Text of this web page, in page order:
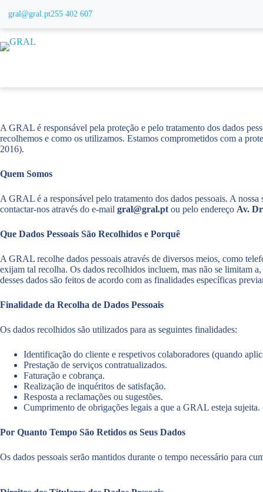
para
conteúdo
gral@gral.pt255 402 607
A GRAL é responsável pela proteção e pelo tratamento dos dados
recolhemos e como os utilizamos. Estamos comprometidos com a
2016).
Quem Somos
A GRAL é a responsável pelo tratamento dos dados pessoais. A
contactar-nos através do e-mail gral@gral.pt ou pelo endereço Av.
Que Dados Pessoais São Recolhidos e Porquê
A GRAL recolhe dados pessoais através de diversos meios, como
exijam tal recolha. Os dados recolhidos incluem, mas não se limitam
desses dados são feitos de acordo com as finalidades específicas
Finalidade da Recolha de Dados Pessoais
Os dados recolhidos são utilizados para as seguintes finalidades:
Identificação do cliente e respetivos colaboradores (quando
Prestação de serviços contratualizados.
Faturação e cobrança.
Realização de inquéritos de satisfação.
Resposta a reclamações ou sugestões.
Cumprimento de obrigações legais a que a GRAL esteja sujeita.
Por Quanto Tempo São Retidos os Seus Dados
Os dados pessoais serão mantidos durante o tempo necessário para